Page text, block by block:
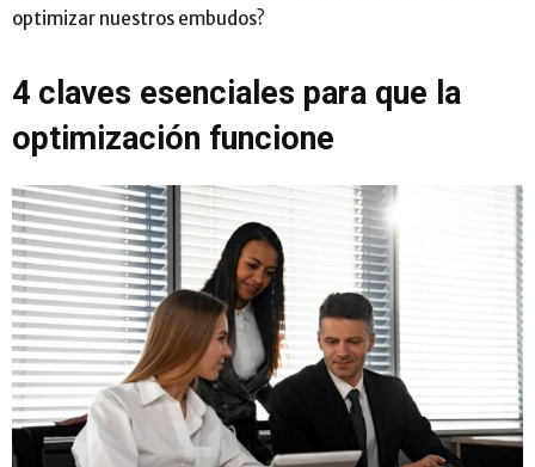
optimizar nuestros embudos?
4 claves esenciales para que la
optimización funcione